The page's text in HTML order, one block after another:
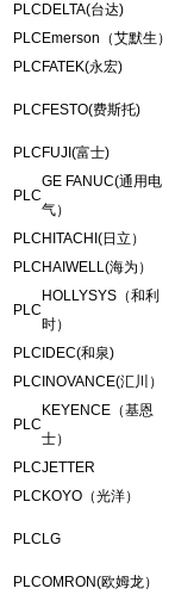
PLC DELTA(台达)
PLC Emerson（艾默生）
PLC FATEK(永宏)
PLC FESTO(费斯托)
PLC FUJI(富士)
PLC
GE FANUC(通用电
气）
PLC HITACHI(日立）
PLC HAIWELL(海为）
PLC
HOLLYSYS（和利
时）
PLC IDEC(和泉)
PLC INOVANCE(汇川）
PLC
KEYENCE（基恩
士）
PLCJETTER
PLC KOYO（光洋）
PLC LG
PLCOMRON(欧姆龙）